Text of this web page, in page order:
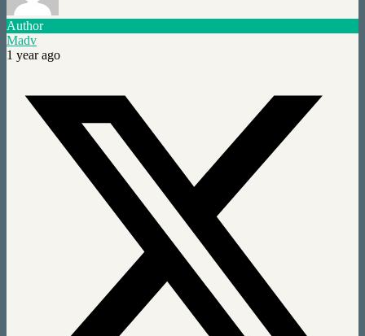
Author
Madv
1 year ago